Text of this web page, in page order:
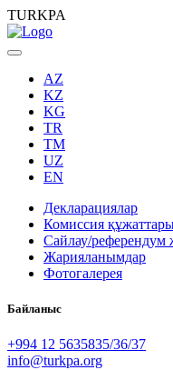
TURKPA
AZ
KZ
KG
TR
TM
UZ
EN
Декларациялар
Комиссия
Сайлау/референдум
Жарияланымдар
Фотогалерея
Байланыс
+994 12 5635835/36/37
info@turkpa.org